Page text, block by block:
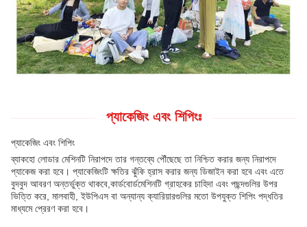
প্যাকেজিং এবং শিপিংঃ
প্যাকেজিং এবং শিপিং
ব্যাকহো লোডার মেশিনটি নিরাপদে তার গন্তব্যে পৌঁছেছে তা নিশ্চিত করার জন্য নিরাপদে
প্যাকেজ করা হবে। প্যাকেজিংটি ক্ষতির ঝুঁকি হ্রাস করার জন্য ডিজাইন করা হবে এবং এতে
বুদবুদ আবরণ অন্তর্ভুক্ত থাকবে,কার্ডবোর্ডমেশিনটি গ্রাহকের চাহিদা এবং পছন্দগুলির উপর
ভিত্তি করে, মালবাহী, ইউপিএস বা অন্যান্য ক্যারিয়ারগুলির মতো উপযুক্ত শিপিং পদ্ধতির
মাধ্যমে প্রেরণ করা হবে।